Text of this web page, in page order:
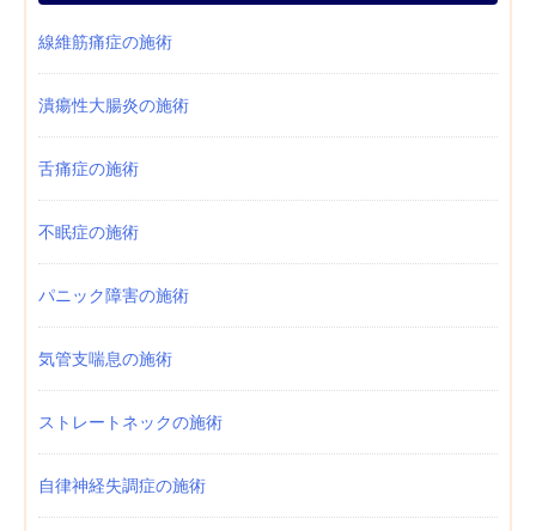
線維筋痛症の施術
潰瘍性大腸炎の施術
舌痛症の施術
不眠症の施術
パニック障害の施術
気管支喘息の施術
ストレートネックの施術
自律神経失調症の施術